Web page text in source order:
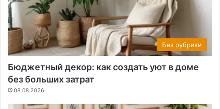
Без рубрики
Бюджетный декор: как создать уют в доме
без больших затрат
08.08.2026